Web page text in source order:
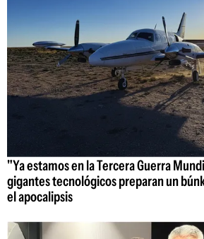
"Ya estamos en la Tercera Guerra
gigantes tecnológicos preparan un
el apocalipsis